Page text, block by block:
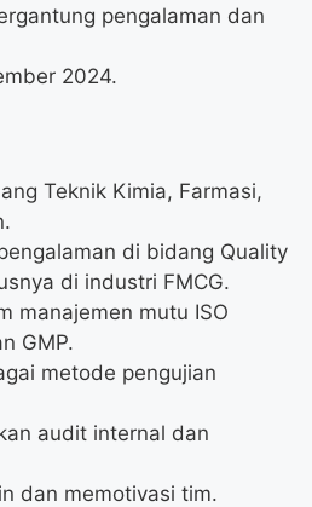
pengalaman dan
2024.
Teknik Kimia, Farmasi,
di bidang Quality
di industri FMCG.
manajemen mutu ISO
GMP.
metode pengujian
audit internal dan
dan memotivasi tim.